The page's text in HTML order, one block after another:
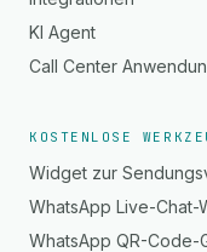
KI Agent
Call Center
KOSTENLOSE
Widget zur
WhatsApp Live-Chat-
WhatsApp QR-Code-